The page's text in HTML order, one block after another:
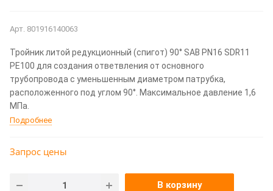
Арт. 801916140063
Тройник литой редукционный (спигот) 90° SAB PN16 SDR11
PE100 для создания ответвления от основного
трубопровода с уменьшенным диаметром патрубка,
расположенного под углом 90°. Максимальное давление 1,6
МПа.
Подробнее
Запрос цены
В корзину